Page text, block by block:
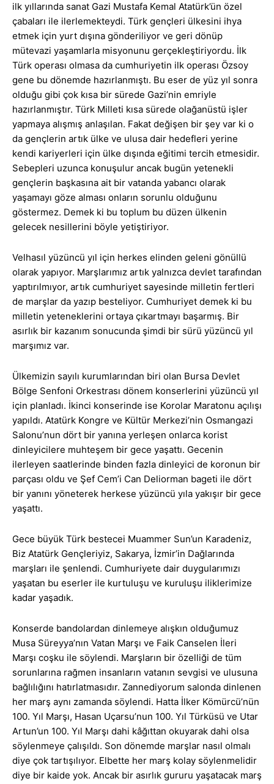
ilk yıllarında sanat Gazi Mustafa Kemal Atatürk’ün özel
çabaları ile ilerlemekteydi. Türk gençleri ülkesini ihya
etmek için yurt dışına gönderiliyor ve geri dönüp
mütevazi yaşamlarla misyonunu gerçekleştiriyordu. İlk
Türk operası olmasa da cumhuriyetin ilk operası Özsoy
gene bu dönemde hazırlanmıştı. Bu eser de yüz yıl sonra
olduğu gibi çok kısa bir sürede Gazi’nin emriyle
hazırlanmıştır. Türk Milleti kısa sürede olağanüstü işler
yapmaya alışmış anlaşılan. Fakat değişen bir şey var ki o
da gençlerin artık ülke ve ulusa dair hedefleri yerine
kendi kariyerleri için ülke dışında eğitimi tercih etmesidir.
Sebepleri uzunca konuşulur ancak bugün yetenekli
gençlerin başkasına ait bir vatanda yabancı olarak
yaşamayı göze alması onların sorunlu olduğunu
göstermez. Demek ki bu toplum bu düzen ülkenin
gelecek nesillerini böyle yetiştiriyor.
Velhasıl yüzüncü yıl için herkes elinden geleni gönüllü
olarak yapıyor. Marşlarımız artık yalnızca devlet tarafından
yaptırılmıyor, artık cumhuriyet sayesinde milletin fertleri
de marşlar da yazıp besteliyor. Cumhuriyet demek ki bu
milletin yeteneklerini ortaya çıkartmayı başarmış. Bir
asırlık bir kazanım sonucunda şimdi bir sürü yüzüncü yıl
marşımız var.
Ülkemizin sayılı kurumlarından biri olan Bursa Devlet
Bölge Senfoni Orkestrası dönem konserlerini yüzüncü yıl
için planladı. İkinci konserinde ise Korolar Maratonu açılışı
yapıldı. Atatürk Kongre ve Kültür Merkezi’nin Osmangazi
Salonu’nun dört bir yanına yerleşen onlarca korist
dinleyicilere muhteşem bir gece yaşattı. Gecenin
ilerleyen saatlerinde binden fazla dinleyici de koronun bir
parçası oldu ve Şef Cem’i Can Deliorman bageti ile dört
bir yanını yöneterek herkese yüzüncü yıla yakışır bir gece
yaşattı.
Gece büyük Türk bestecei Muammer Sun’un Karadeniz,
Biz Atatürk Gençleriyiz, Sakarya, İzmir’in Dağlarında
marşları ile şenlendi. Cumhuriyete dair duygularımızı
yaşatan bu eserler ile kurtuluşu ve kuruluşu iliklerimize
kadar yaşadık.
Konserde bandolardan dinlemeye alışkın olduğumuz
Musa Süreyya’nın Vatan Marşı ve Faik Canselen İleri
Marşı coşku ile söylendi. Marşların bir özelliği de tüm
sorunlarına rağmen insanların vatanın sevgisi ve ulusuna
bağlılığını hatırlatmasıdır. Zannediyorum salonda dinlenen
her marş aynı zamanda söylendi. Hatta İlker Kömürcü’nün
100. Yıl Marşı, Hasan Uçarsu’nun 100. Yıl Türküsü ve Utar
Artun’un 100. Yıl Marşı dahi kâğıttan okuyarak dahi olsa
söylenmeye çalışıldı. Son dönemde marşlar nasıl olmalı
diye çok tartışılıyor. Elbette her marş kolay söylenmelidir
diye bir kaide yok. Ancak bir asırlık gururu yaşatacak marş